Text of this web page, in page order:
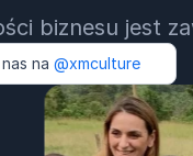
biznesu jest
na @xmculture